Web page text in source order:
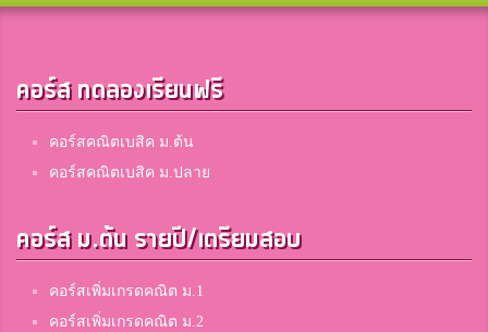
คอร์ส ทดลองเรียนฟรี
คอร์สคณิตเบสิค ม.ต้น
คอร์สคณิตเบสิค ม.ปลาย
คอร์ส ม.ต้น รายปี/เตรียมสอบ
คอร์สเพิ่มเกรดคณิต ม.1
คอร์สเพิ่มเกรดคณิต ม.2